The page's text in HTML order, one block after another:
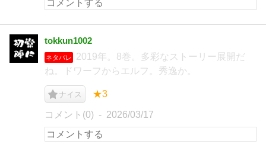
tokkun1002
ネタバレ
2019年。8巻。多彩なストーリー展開だ
ね。ドワーフからエルフ。秀逸か。
ナイス ★3
コメント(0) 2026/03/17